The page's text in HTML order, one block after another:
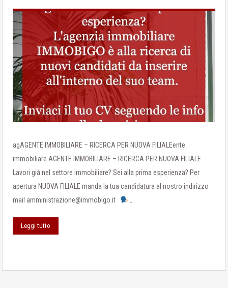
agAGENTE IMMOBILIARE – RICERCA PER NUOVA FILIALEente
immobiliare AGENTE IMMOBILIARE – RICERCA PER NUOVA FILIALE
Lavori già nel settore immobiliare? Sei alla prima esperienza? Per
apertura NUOVA FILIALE manda la tua candidatura al nostro indirizzo
mail amministrazione@immobigo.it
Leggi tutto